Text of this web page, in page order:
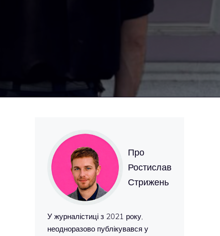
Про
Ростислав
Стрижень
У журналістиці з 2021 року,
неодноразово публікувався у